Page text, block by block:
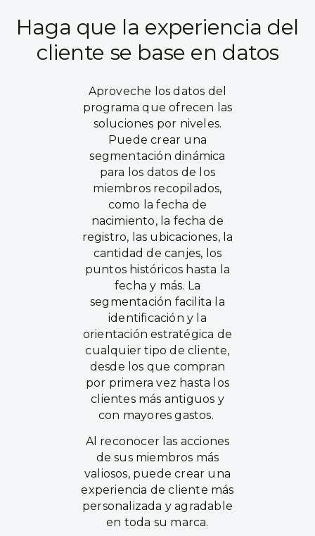
Haga que la experiencia del
cliente se base en datos
Aproveche los datos del
programa que ofrecen las
soluciones por niveles.
Puede crear una
segmentación dinámica
para los datos de los
miembros recopilados,
como la fecha de
nacimiento, la fecha de
registro, las ubicaciones, la
cantidad de canjes, los
puntos históricos hasta la
fecha y más. La
segmentación facilita la
identificación y la
orientación estratégica de
cualquier tipo de cliente,
desde los que compran
por primera vez hasta los
clientes más antiguos y
con mayores gastos.
Al reconocer las acciones
de sus miembros más
valiosos, puede crear una
experiencia de cliente más
personalizada y agradable
en toda su marca.